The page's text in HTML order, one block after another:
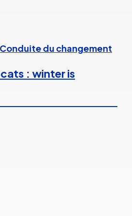
du changement
: winter is